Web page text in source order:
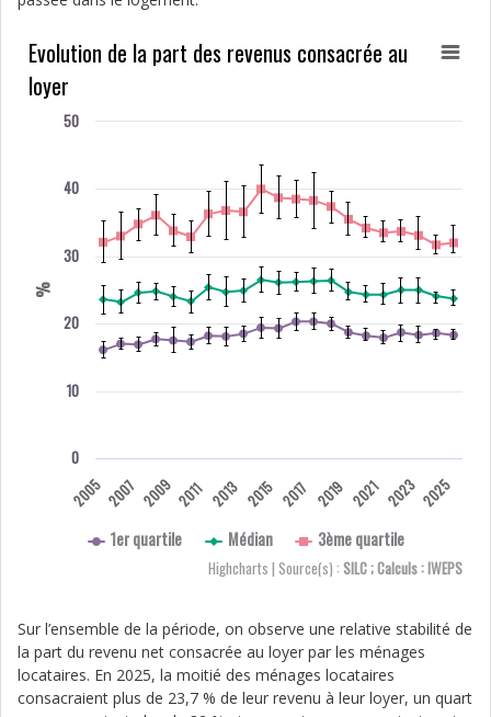
%
1er quartile Médian 3ème quartile
0
10
20
30
40
50
Highcharts | Source(s) : SILC ; Calculs : IWEPS
Evolution de la part des revenus consacrée au
loyer
2005 2007 2009 2011 2013 2015 2017 2019 2021 2023 2025
Sur l’ensemble de la période, on observe une relative stabilité de
la part du revenu net consacrée au loyer par les ménages
locataires. En 2025, la moitié des ménages locataires
consacraient plus de 23,7 % de leur revenu à leur loyer, un quart